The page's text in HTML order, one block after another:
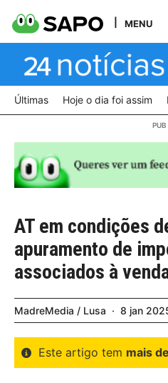
MENU
Últimas Hoje o dia foi assim
AT em condições
apuramento de
associados à
MadreMedia / Lusa 8 jan
Este artigo tem mais